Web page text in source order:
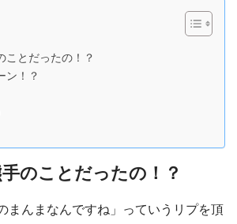
ことだったの！？
ン！？
のことだったの！？
まんまなんですね」っていうリプを頂